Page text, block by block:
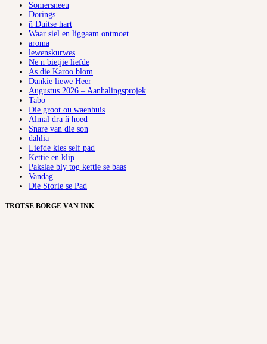
Somersneeu
Dorings
ñ Duitse hart
Waar siel en liggaam ontmoet
aroma
lewenskurwes
Ne n bietjie liefde
As die Karoo blom
Dankie liewe Heer
Augustus 2026 – Aanhalingsprojek
Tabo
Die groot ou waenhuis
Almal dra ñ hoed
Snare van die son
dahlia
Liefde kies self pad
Kettie en klip
Pakslae bly tog kettie se baas
Vandag
Die Storie se Pad
TROTSE BORGE VAN INK